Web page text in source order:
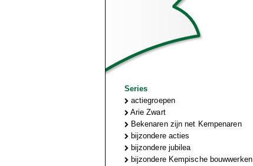
Series
actiegroepen
Arie Zwart
Bekenaren zijn net Kempenaren
bijzondere acties
bijzondere jubilea
bijzondere Kempische bouwwerken